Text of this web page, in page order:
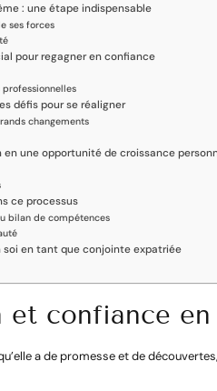
: une étape indispensable
ses forces
pour regagner en confiance
défis pour se réaligner
changements
en une opportunité de croissance
ce processus
bilan de compétences
soi en tant que conjointe expatriée
et confiance
a de promesse et de